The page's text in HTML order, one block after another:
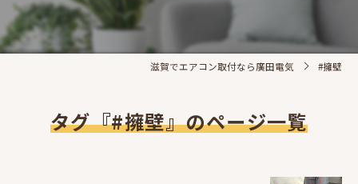
滋賀でエアコン取付なら廣田電気 #擁壁
タグ『#擁壁』のページ一覧